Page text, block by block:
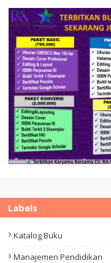
Labels
Katalog Buku
Manajemen Pendidikan